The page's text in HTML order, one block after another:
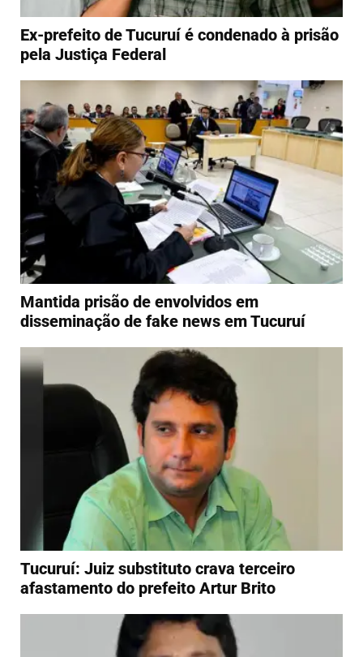
Ex-prefeito de Tucuruí é condenado à prisão
pela Justiça Federal
Mantida prisão de envolvidos em
disseminação de fake news em Tucuruí
Tucuruí: Juiz substituto crava terceiro
afastamento do prefeito Artur Brito